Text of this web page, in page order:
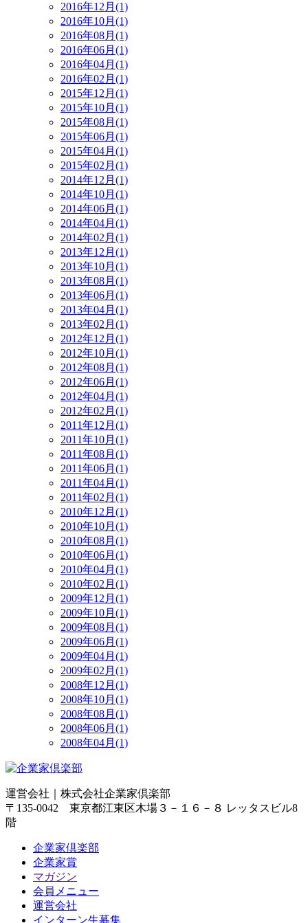
2016年12月(1)
2016年10月(1)
2016年08月(1)
2016年06月(1)
2016年04月(1)
2016年02月(1)
2015年12月(1)
2015年10月(1)
2015年08月(1)
2015年06月(1)
2015年04月(1)
2015年02月(1)
2014年12月(1)
2014年10月(1)
2014年06月(1)
2014年04月(1)
2014年02月(1)
2013年12月(1)
2013年10月(1)
2013年08月(1)
2013年06月(1)
2013年04月(1)
2013年02月(1)
2012年12月(1)
2012年10月(1)
2012年08月(1)
2012年06月(1)
2012年04月(1)
2012年02月(1)
2011年12月(1)
2011年10月(1)
2011年08月(1)
2011年06月(1)
2011年04月(1)
2011年02月(1)
2010年12月(1)
2010年10月(1)
2010年08月(1)
2010年06月(1)
2010年04月(1)
2010年02月(1)
2009年12月(1)
2009年10月(1)
2009年08月(1)
2009年06月(1)
2009年04月(1)
2009年02月(1)
2008年12月(1)
2008年10月(1)
2008年08月(1)
2008年06月(1)
2008年04月(1)
運営会社｜ 株式会社企業家倶楽部
〒135-0042 東京都江東区木場３－１６－８ レッタスビル8
階
企業家倶楽部
企業家賞
マガジン
会員メニュー
運営会社
インターン生募集